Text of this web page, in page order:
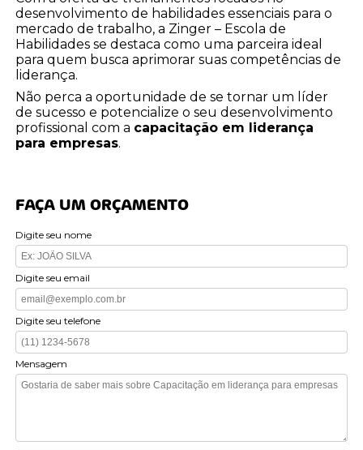
desenvolvimento de habilidades essenciais para o
mercado de trabalho, a Zinger – Escola de
Habilidades se destaca como uma parceira ideal
para quem busca aprimorar suas competências de
liderança.
Não perca a oportunidade de se tornar um líder
de sucesso e potencialize o seu desenvolvimento
profissional com a capacitação em liderança
para empresas.
FAÇA UM ORÇAMENTO
Digite seu nome
Digite seu email
Digite seu telefone
Mensagem